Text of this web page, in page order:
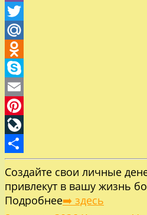
Viber
Twitter
Mail.Ru
Odnoklassniki
Skype
Email
Pinterest
LiveJournal
Отправить
Создайте свои личные
привлекут в вашу жизнь
Подробнее➡️ здесь